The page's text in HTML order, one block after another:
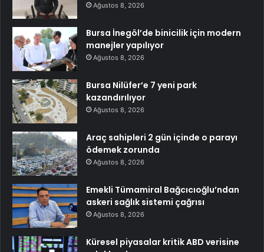
Ağustos 8, 2026
Bursa İnegöl’de binicilik için modern
manejler yapılıyor
Ağustos 8, 2026
Bursa Nilüfer’e 7 yeni park
kazandırılıyor
Ağustos 8, 2026
Araç sahipleri 2 gün içinde o parayı
ödemek zorunda
Ağustos 8, 2026
Emekli Tümamiral Bağcıcıoğlu’ndan
askeri sağlık sistemi çağrısı
Ağustos 8, 2026
Küresel piyasalar kritik ABD verisine